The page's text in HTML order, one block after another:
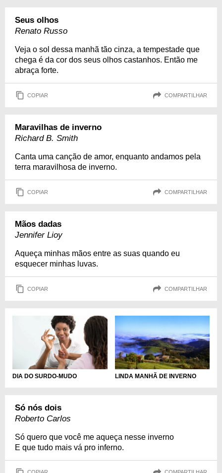
Seus olhos
Renato Russo
Veja o sol dessa manhã tão cinza, a tempestade que
chega é da cor dos seus olhos castanhos. Então me
abraça forte.
COPIAR COMPARTILHAR
Maravilhas de inverno
Richard B. Smith
Canta uma canção de amor, enquanto andamos pela
terra maravilhosa de inverno.
COPIAR COMPARTILHAR
Mãos dadas
Jennifer Lioy
Aqueça minhas mãos entre as suas quando eu
esquecer minhas luvas.
COPIAR COMPARTILHAR
DIA DO SURDO-MUDO LINDA MANHÃ DE INVERNO
Só nós dois
Roberto Carlos
Só quero que você me aqueça nesse inverno
E que tudo mais vá pro inferno.